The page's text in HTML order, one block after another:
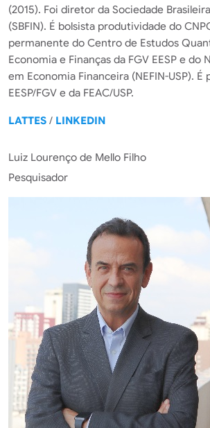
(2015). Foi diretor da Sociedade
(SBFIN). É bolsista produtividade do
permanente do Centro de Estudos
Economia e Finanças da FGV EESP e do
em Economia Financeira (NEFIN-USP). É
EESP/FGV e da FEAC/USP.
LATTES / LINKEDIN
Luiz Lourenço de Mello Filho
Pesquisador